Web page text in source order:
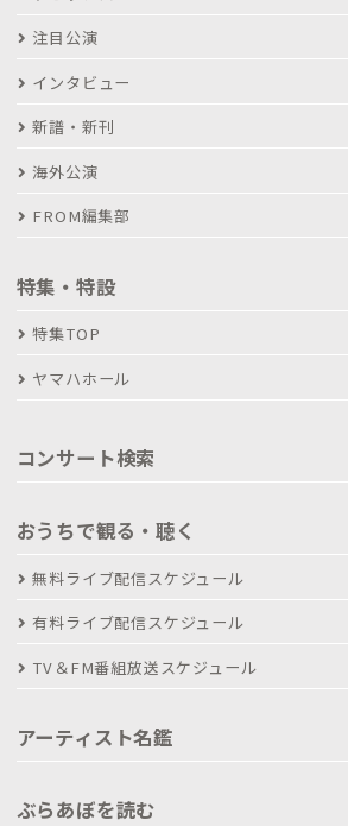
注目公演
インタビュー
新譜・新刊
海外公演
FROM編集部
特集・特設
特集TOP
ヤマハホール
コンサート検索
おうちで観る・聴く
無料ライブ配信スケジュール
有料ライブ配信スケジュール
TV＆FM番組放送スケジュール
アーティスト名鑑
ぶらあぼを読む